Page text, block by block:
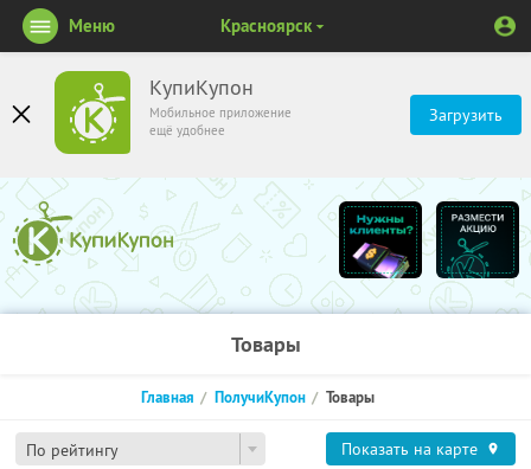
КупиКупон
Мобильное приложение
ещё удобнее
Загрузить
Меню Красноярск
Товары
По рейтингу
Главная ПолучиКупон Товары
Показать на карте